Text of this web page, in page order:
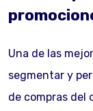
Una de las
segmentar y
de compras del